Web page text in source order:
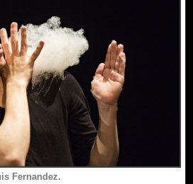
Fernandez.